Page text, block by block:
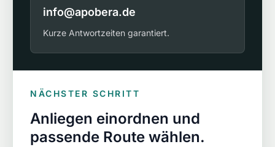
info@apobera.de
Kurze Antwortzeiten garantiert.
NÄCHSTER SCHRITT
Anliegen einordnen und
passende Route wählen.